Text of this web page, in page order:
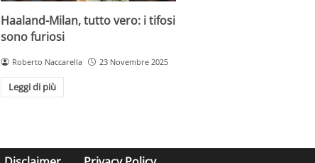
Haaland-Milan, tutto vero: i tifosi
sono furiosi
Roberto Naccarella 23 Novembre 2025
Leggi di più